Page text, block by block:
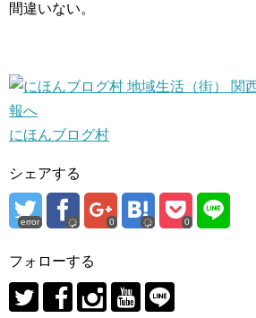
間違いない。
にほんブログ村
シェアする
error 0 0
フォローする